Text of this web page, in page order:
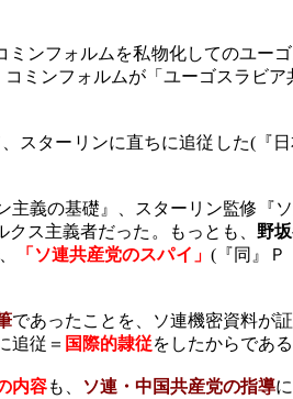
ミンフォルムを私物化してのユー
コミンフォルムが「ユーゴスラビア
スターリンに直ちに追従した(『
義の基礎』、スターリン監修『ソ
ス主義者だった。もっとも、 野
「ソ連共産党のスパイ」 (『同』Ｐ
であったことを、ソ連機密資料が
追従＝ 国際的隷従をしたからである
内容も、 ソ連・中国共産党の指導